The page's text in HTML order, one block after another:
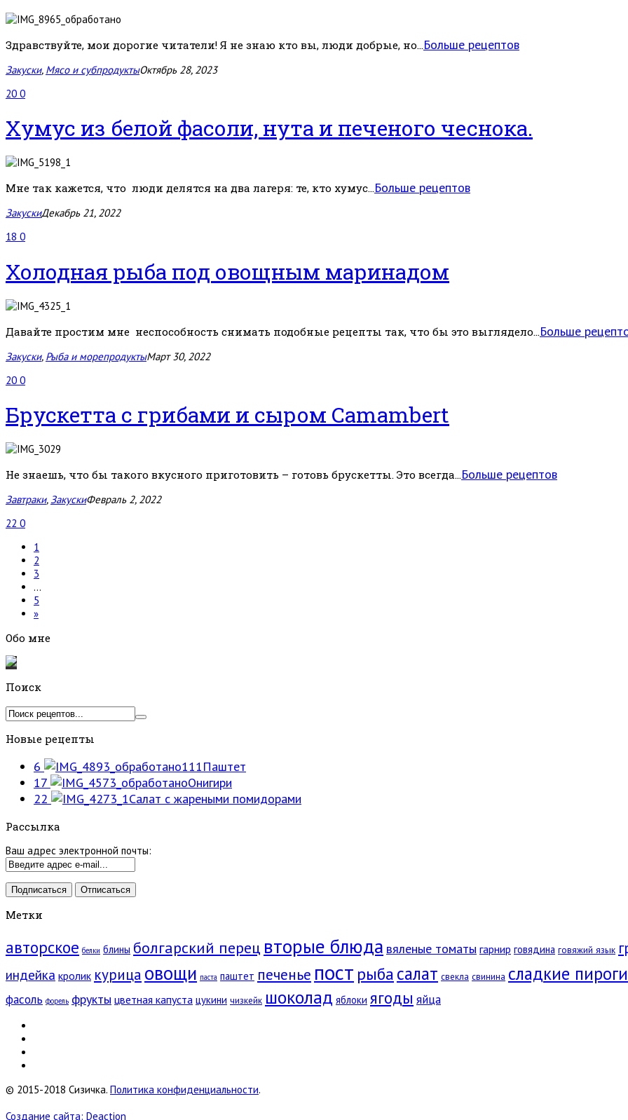
Здравствуйте, мои дорогие читатели! Я не знаю кто вы, люди добрые, но...Больше рецептов
Закуски, Мясо и субпродуктыОктябрь 28, 2023
20 0
Хумус из белой фасоли, нута и печеного чеснока.
Мне так кажется, что люди делятся на два лагеря: те, кто хумус...Больше рецептов
ЗакускиДекабрь 21, 2022
18 0
Холодная рыба под овощным маринадом
Давайте простим мне неспособность снимать подобные рецепты так, что бы это выглядело...Больше
Закуски, Рыба и морепродуктыМарт 30, 2022
20 0
Брускетта с грибами и сыром Camambert
Не знаешь, что бы такого вкусного приготовить – готовь брускетты. Это всегда...Больше рецептов
Завтраки,ЗакускиФевраль 2, 2022
22 0
1
2
3
…
5
»
Обо мне
Поиск
Новые рецепты
6
Паштет
17
Онигири
22
Салат с жареными помидорами
Рассылка
Ваш адрес электронной почты:
Метки
авторское белки блины болгарский перец вторые блюда вяленые томаты гарнир говядина говяжий язык
индейка кролик курица овощи паста паштет печенье пост рыбасалат свекла свинина сладкие пироги
фасоль форель фрукты цветная капуста цукини чизкейк шоколад яблоки ягоды яйца
© 2015-2018 Сизичка. Политика конфиденциальности.
Создание сайта: Deaction